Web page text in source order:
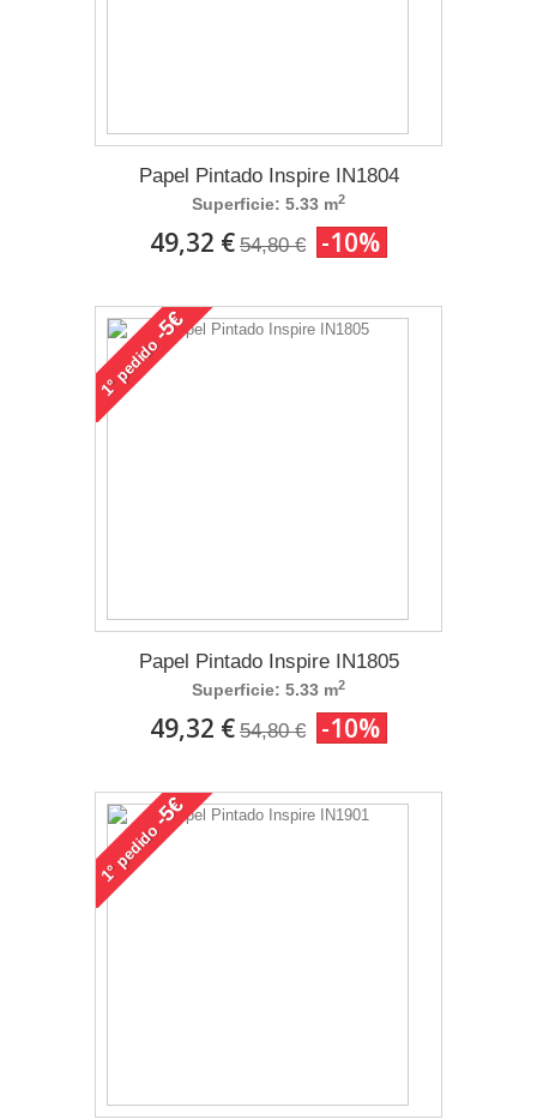
Papel Pintado Inspire IN1804
Superficie: 5.33 m2
49,32 € 54,80 € -10%
1°
pedido
-5€
Papel Pintado Inspire IN1805
Superficie: 5.33 m2
49,32 € 54,80 € -10%
1°
pedido
-5€